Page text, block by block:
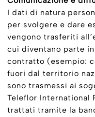
I dati di natura
per svolgere e dare
vengono trasferiti
cui diventano parte
contratto (esempio:
fuori dal territorio
sono trasmessi ai
Teleflor International
trattati tramite la